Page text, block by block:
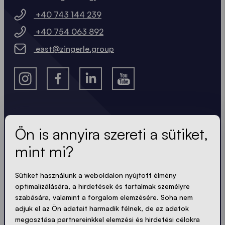
A legfrissebb hírek.
Mindig naprakész. Nincs spam! Rövid, ropogós és
ADATVÉDELEM ELFOGADÁSA
+40 743 144 239
+40 754 063 892
east@zingerle.group
Ön is annyira szereti a sütiket,
mint mi?
Sütiket használunk a weboldalon nyújtott élmény
optimalizálására, a hirdetések és tartalmak személyre
szabására, valamint a forgalom elemzésére. Soha nem
adjuk el az Ön adatait harmadik félnek, de az adatok
megosztása partnereinkkel elemzési és hirdetési célokra